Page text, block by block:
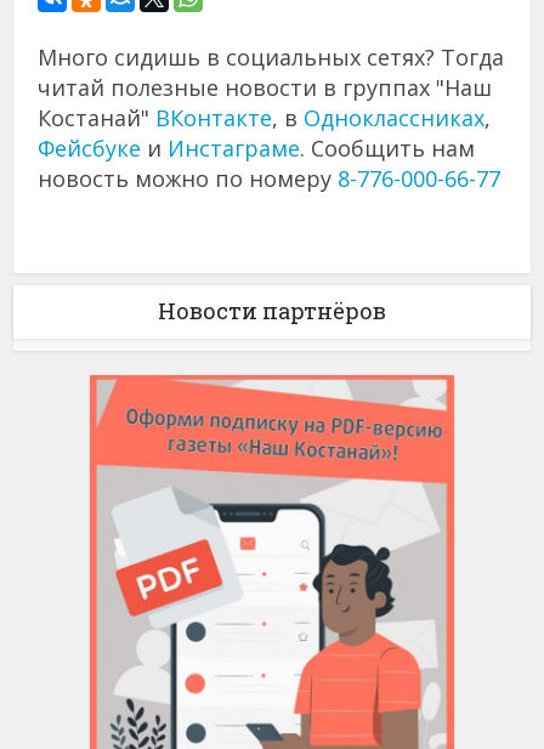
Много сидишь в социальных сетях? Тогда
читай полезные новости в группах "Наш
Костанай" ВКонтакте, в Одноклассниках,
Фейсбуке и Инстаграме. Сообщить нам
новость можно по номеру 8-776-000-66-77
Новости партнёров